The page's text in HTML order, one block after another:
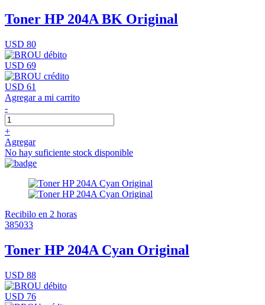
Toner HP 204A BK Original
USD 80
USD 69
USD 61
Agregar a mi carrito
-
+
Agregar
No hay suficiente stock disponible
Recibilo en 2 horas
385033
Toner HP 204A Cyan Original
USD 88
USD 76